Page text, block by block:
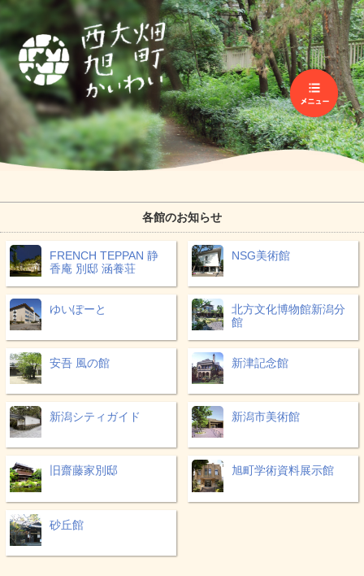
各館のお知らせ
FRENCH TEPPAN 静
香庵 別邸 涵養荘
NSG美術館
ゆいぽーと
北方文化博物館新潟分
館
安吾 風の館 新津記念館
新潟シティガイド 新潟市美術館
旧齋藤家別邸 旭町学術資料展示館
砂丘館